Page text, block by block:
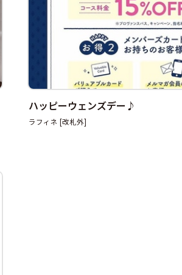
ハッピーウェンズデー♪
ラフィネ [改札外]